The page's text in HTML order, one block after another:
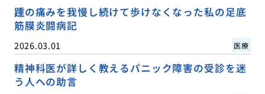
踵の痛みを我慢し続けて歩けなくなった私の足底
筋膜炎闘病記
2026.03.01 医療
精神科医が詳しく教えるパニック障害の受診を迷
う人への助言